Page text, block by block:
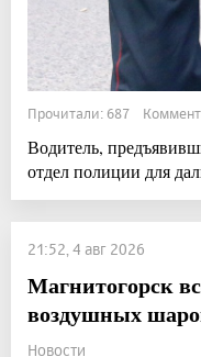
Прочитали: 687
Водитель,
отдел полиции для
21:52, 4 авг 2026
Магнитогорск
воздушных
Новости